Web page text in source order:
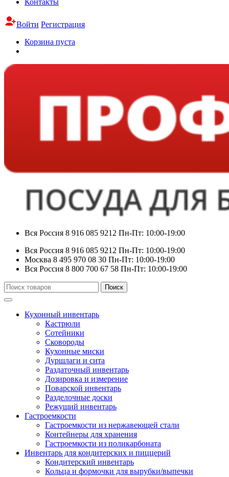
Контакты
Войти Регистрация
Корзина пуста
Вся Россия 8 916 085 9212 Пн-Пт: 10:00-19:00
Вся Россия 8 916 085 9212 Пн-Пт: 10:00-19:00
Москва 8 495 970 08 30 Пн-Пт: 10:00-19:00
Вся Россия 8 800 700 67 58 Пн-Пт: 10:00-19:00
Искать:
Поиск
Кухонный инвентарь
Кастрюли
Сотейники
Сковороды
Кухонные миски
Дуршлаги и сита
Раздаточный инвентарь
Дозировка и измерение
Поварской инвентарь
Разделочные доски
Режущий инвентарь
Гастроемкости
Гастроемкости из нержавеющей стали
Контейнеры для хранения
Гастроемкости из поликарбоната
Инвентарь для кондитерских и пиццерий
Кондитерский инвентарь
Кольца и формочки для вырубки/выпечки